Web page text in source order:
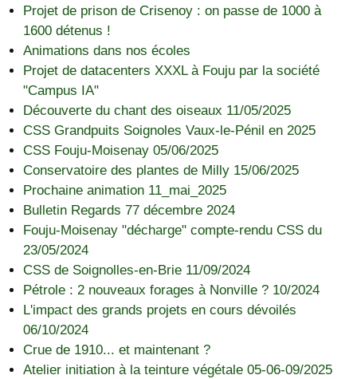
Projet de prison de Crisenoy : on passe de 1000 à
1600 détenus !
Animations dans nos écoles
Projet de datacenters XXXL à Fouju par la société
"Campus IA"
Découverte du chant des oiseaux 11/05/2025
CSS Grandpuits Soignoles Vaux-le-Pénil en 2025
CSS Fouju-Moisenay 05/06/2025
Conservatoire des plantes de Milly 15/06/2025
Prochaine animation 11_mai_2025
Bulletin Regards 77 décembre 2024
Fouju-Moisenay "décharge" compte-rendu CSS du
23/05/2024
CSS de Soignolles-en-Brie 11/09/2024
Pétrole : 2 nouveaux forages à Nonville ? 10/2024
L'impact des grands projets en cours dévoilés
06/10/2024
Crue de 1910... et maintenant ?
Atelier initiation à la teinture végétale 05-06-09/2025